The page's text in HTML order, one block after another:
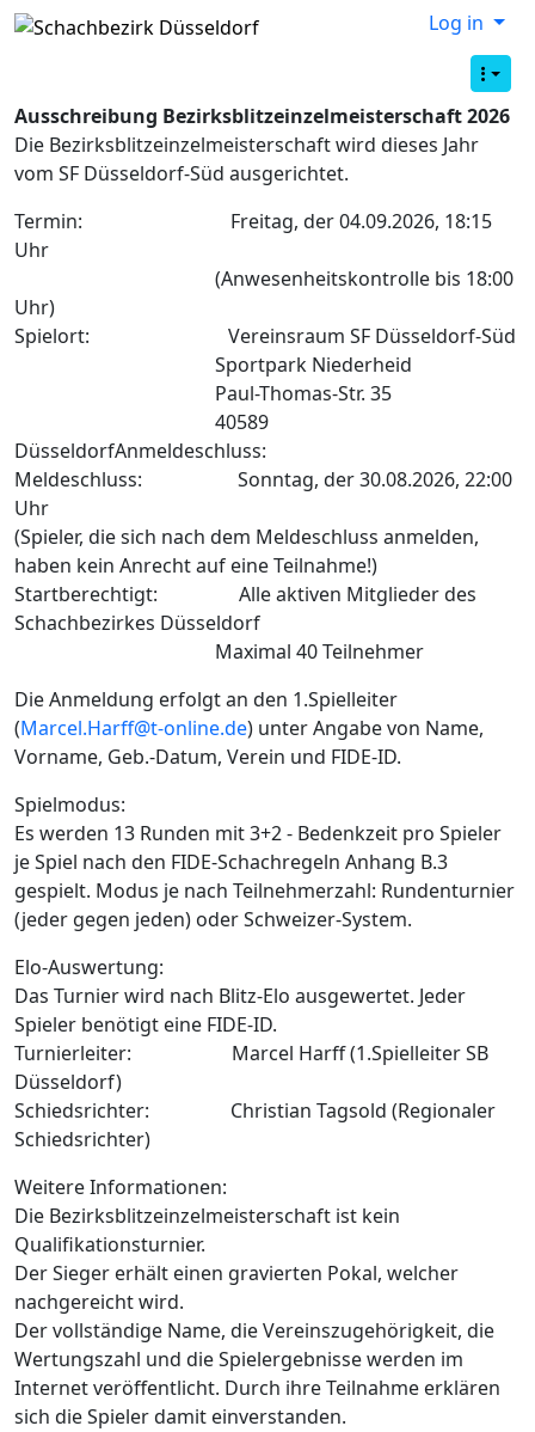
Log in
Ausschreibung Bezirksblitzeinzelmeisterschaft 2026
Die Bezirksblitzeinzelmeisterschaft wird dieses Jahr
vom SF Düsseldorf-Süd ausgerichtet.
Termin: Freitag, der 04.09.2026, 18:15
Uhr
(Anwesenheitskontrolle bis 18:00
Uhr)
Spielort: Vereinsraum SF Düsseldorf-Süd
Sportpark Niederheid
Paul-Thomas-Str. 35
40589
DüsseldorfAnmeldeschluss:
Meldeschluss: Sonntag, der 30.08.2026, 22:00
Uhr
(Spieler, die sich nach dem Meldeschluss anmelden,
haben kein Anrecht auf eine Teilnahme!)
Startberechtigt: Alle aktiven Mitglieder des
Schachbezirkes Düsseldorf
Maximal 40 Teilnehmer
Die Anmeldung erfolgt an den 1.Spielleiter
(Marcel.Harff@t-online.de) unter Angabe von Name,
Vorname, Geb.-Datum, Verein und FIDE-ID.
Spielmodus:
Es werden 13 Runden mit 3+2 - Bedenkzeit pro Spieler
je Spiel nach den FIDE-Schachregeln Anhang B.3
gespielt. Modus je nach Teilnehmerzahl: Rundenturnier
(jeder gegen jeden) oder Schweizer-System.
Elo-Auswertung:
Das Turnier wird nach Blitz-Elo ausgewertet. Jeder
Spieler benötigt eine FIDE-ID.
Turnierleiter: Marcel Harff (1.Spielleiter SB
Düsseldorf)
Schiedsrichter: Christian Tagsold (Regionaler
Schiedsrichter)
Weitere Informationen:
Die Bezirksblitzeinzelmeisterschaft ist kein
Qualifikationsturnier.
Der Sieger erhält einen gravierten Pokal, welcher
nachgereicht wird.
Der vollständige Name, die Vereinszugehörigkeit, die
Wertungszahl und die Spielergebnisse werden im
Internet veröffentlicht. Durch ihre Teilnahme erklären
sich die Spieler damit einverstanden.